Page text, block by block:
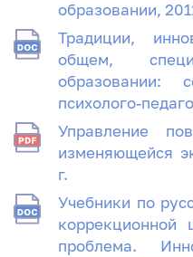
образовании,
Традиции,
общем,
образовании:
психолого-
Управление
изменяющейся
г.
Учебники по
коррекционной
проблема.